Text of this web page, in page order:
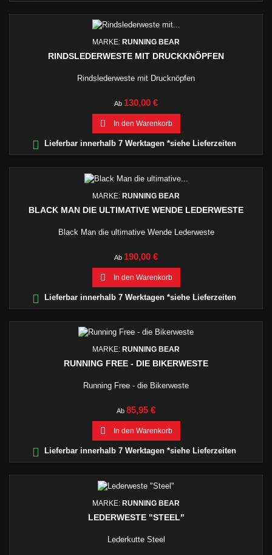
MARKE: RUNNING BEAR
RINDSLEDERWESTE MIT DRUCKKNÖPFEN
Rindslederweste mit Drucknöpfen
Ab Preis
130,00 €
 In den Warenkorb
 Lieferbar innerhalb 7 Werktagen *siehe Lieferzeiten
MARKE: RUNNING BEAR
BLACK MAN DIE ULTIMATIVE WENDE LEDERWESTE
Black Man die ultimative Wende Lederweste
Ab Preis
190,00 €
 In den Warenkorb
 Lieferbar innerhalb 7 Werktagen *siehe Lieferzeiten
MARKE: RUNNING BEAR
RUNNING FREE - DIE BIKERWESTE
Running Free - die Bikerweste
Ab Preis
85,95 €
 In den Warenkorb
 Lieferbar innerhalb 7 Werktagen *siehe Lieferzeiten
MARKE: RUNNING BEAR
LEDERWESTE "STEEL"
Lederkutte Steel